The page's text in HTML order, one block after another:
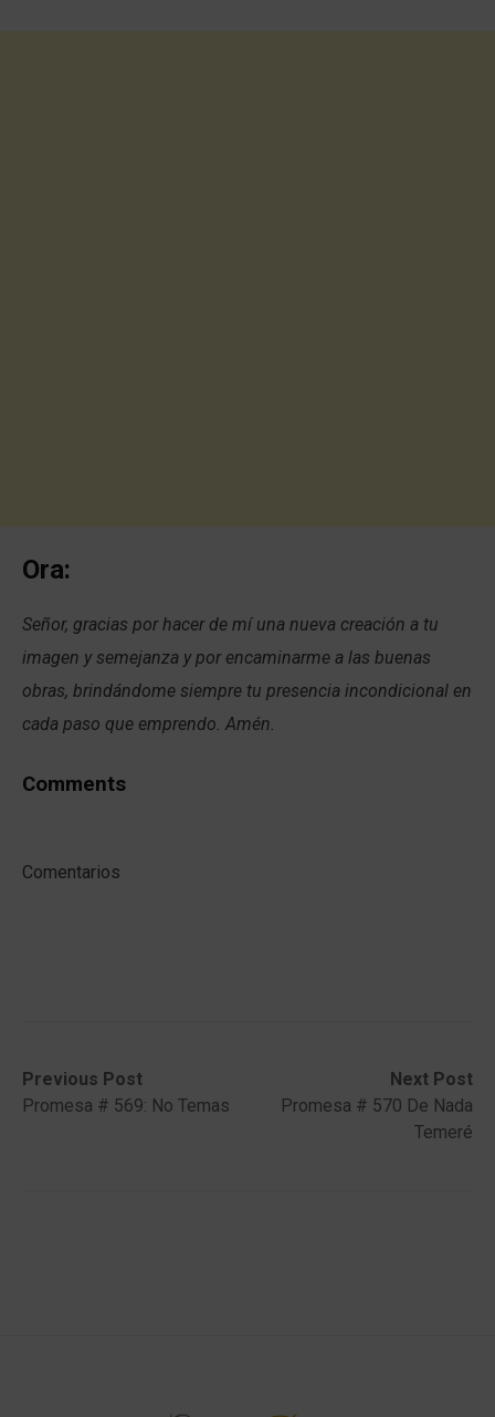
Ora:
Señor, gracias por hacer de mí una nueva creación a tu
imagen y semejanza y por encaminarme a las buenas
obras, brindándome siempre tu presencia incondicional en
cada paso que emprendo. Amén.
Comments
Comentarios
Post
navigation
Previous Post
Previous
post:Promesa # 569: No Temas
Next Post
Next
post:
Promesa # 570 De Nada
Temeré